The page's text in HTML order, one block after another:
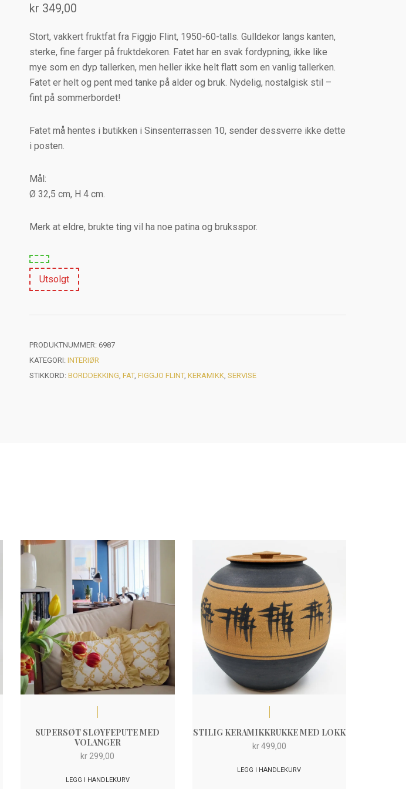
kr 349,00
Stort, vakkert fruktfat fra Figgjo Flint, 1950-60-talls. Gulldekor langs kanten,
sterke, fine farger på fruktdekoren. Fatet har en svak fordypning, ikke like
mye som en dyp tallerken, men heller ikke helt flatt som en vanlig tallerken.
Fatet er helt og pent med tanke på alder og bruk. Nydelig, nostalgisk stil –
fint på sommerbordet!
Fatet må hentes i butikken i Sinsenterrassen 10, sender dessverre ikke dette
i posten.
Mål:
Ø 32,5 cm, H 4 cm.
Merk at eldre, brukte ting vil ha noe patina og bruksspor.
Utsolgt
PRODUKTNUMMER: 6987
KATEGORI: INTERIØR
STIKKORD: BORDDEKKING, FAT, FIGGJO FLINT, KERAMIKK, SERVISE
SUPERSØT SLØYFEPUTE MED
VOLANGER
kr 299,00
LEGG I HANDLEKURV
STILIG KERAMIKKRUKKE MED LOKK
kr499,00
LEGG I HANDLEKURV